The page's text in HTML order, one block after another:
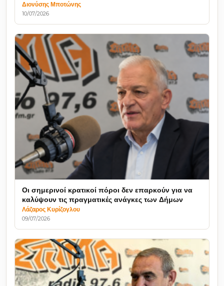
Διονύσης Μποτώνης
10/07/2026
Οι σημερινοί κρατικοί πόροι δεν επαρκούν για να
καλύψουν τις πραγματικές ανάγκες των Δήμων
Λάζαρος Κυρίζογλου
09/07/2026